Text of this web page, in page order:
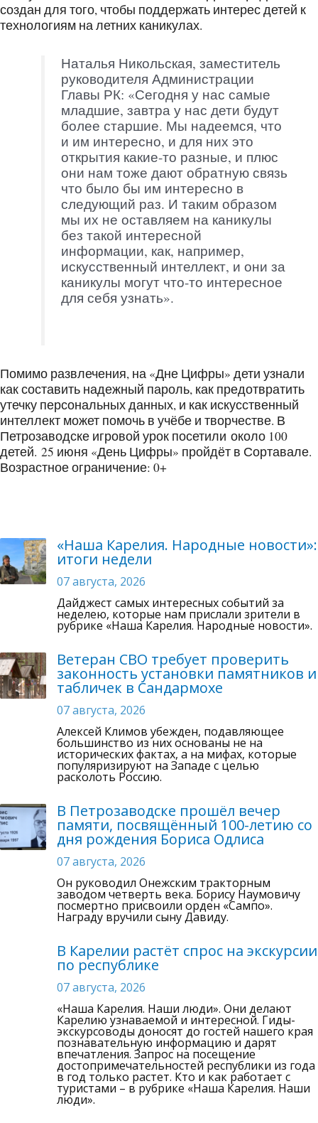
создан для того, чтобы поддержать интерес детей к
технологиям на летних каникулах.
Наталья Никольская, заместитель
руководителя Администрации
Главы РК: «Сегодня у нас самые
младшие, завтра у нас дети будут
более старшие. Мы надеемся, что
и им интересно, и для них это
открытия какие-то разные, и плюс
они нам тоже дают обратную связь
что было бы им интересно в
следующий раз. И таким образом
мы их не оставляем на каникулы
без такой интересной
информации, как, например,
искусственный интеллект, и они за
каникулы могут что-то интересное
для себя узнать».
Помимо развлечения, на «Дне Цифры» дети узнали
как составить надежный пароль, как предотвратить
утечку персональных данных, и как искусственный
интеллект может помочь в учёбе и творчестве. В
Петрозаводске игровой урок посетили около 100
детей. 25 июня «День Цифры» пройдёт в Сортавале.
Возрастное ограничение: 0+
«Наша Карелия. Народные новости»:
итоги недели
07 августа, 2026
Дайджест самых интересных событий за
неделею, которые нам прислали зрители в
рубрике «Наша Карелия. Народные новости».
Ветеран СВО требует проверить
законность установки памятников и
табличек в Сандармохе
07 августа, 2026
Алексей Климов убежден, подавляющее
большинство из них основаны не на
исторических фактах, а на мифах, которые
популяризируют на Западе с целью
расколоть Россию.
В Петрозаводске прошёл вечер
памяти, посвящённый 100-летию со
дня рождения Бориса Одлиса
07 августа, 2026
Он руководил Онежским тракторным
заводом четверть века. Борису Наумовичу
посмертно присвоили орден «Сампо».
Награду вручили сыну Давиду.
В Карелии растёт спрос на экскурсии
по республике
07 августа, 2026
«Наша Карелия. Наши люди». Они делают
Карелию узнаваемой и интересной. Гиды-
экскурсоводы доносят до гостей нашего края
познавательную информацию и дарят
впечатления. Запрос на посещение
достопримечательностей республики из года
в год только растет. Кто и как работает с
туристами – в рубрике «Наша Карелия. Наши
люди».